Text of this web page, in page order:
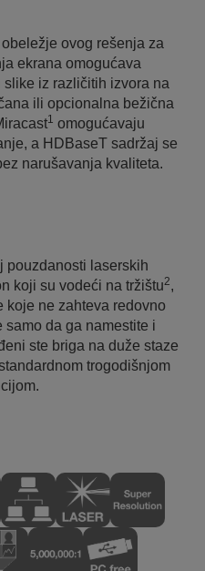
ovog rešenja za
ekrana omogućava
iz različitih izvora na
ili opcionalna bežična
1 omogućavaju
a HDBaseT sadržaj se
narušavanja kvaliteta.
pouzdanosti laserskih
koji su vodeći na tržištu2,
koje ne zahteva redovno
da ga namestite i
ste briga na duže staze
trogodišnjom